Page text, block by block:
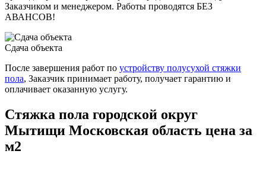
Заказчиком и менеджером. Работы проводятся БЕЗ
АВАНСОВ!
Сдача объекта
После завершения работ по устройству полусухой стяжки
пола, Заказчик принимает работу, получает гарантию и
оплачивает оказанную услугу.
Стяжка пола городской округ
Мытищи Московская область цена за
м2